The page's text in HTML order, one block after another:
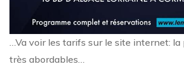
…Va voir les tarifs sur le site internet:
très abordables…